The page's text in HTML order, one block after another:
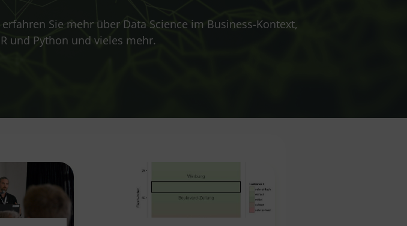
Sie mehr über Data Science im Business-Kontext,
und Python und vieles mehr.